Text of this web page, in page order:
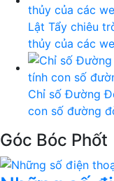
Lật Tẩy chiêu
thủy của các
Chỉ số Đường
con số đường
Góc Bóc Phốt